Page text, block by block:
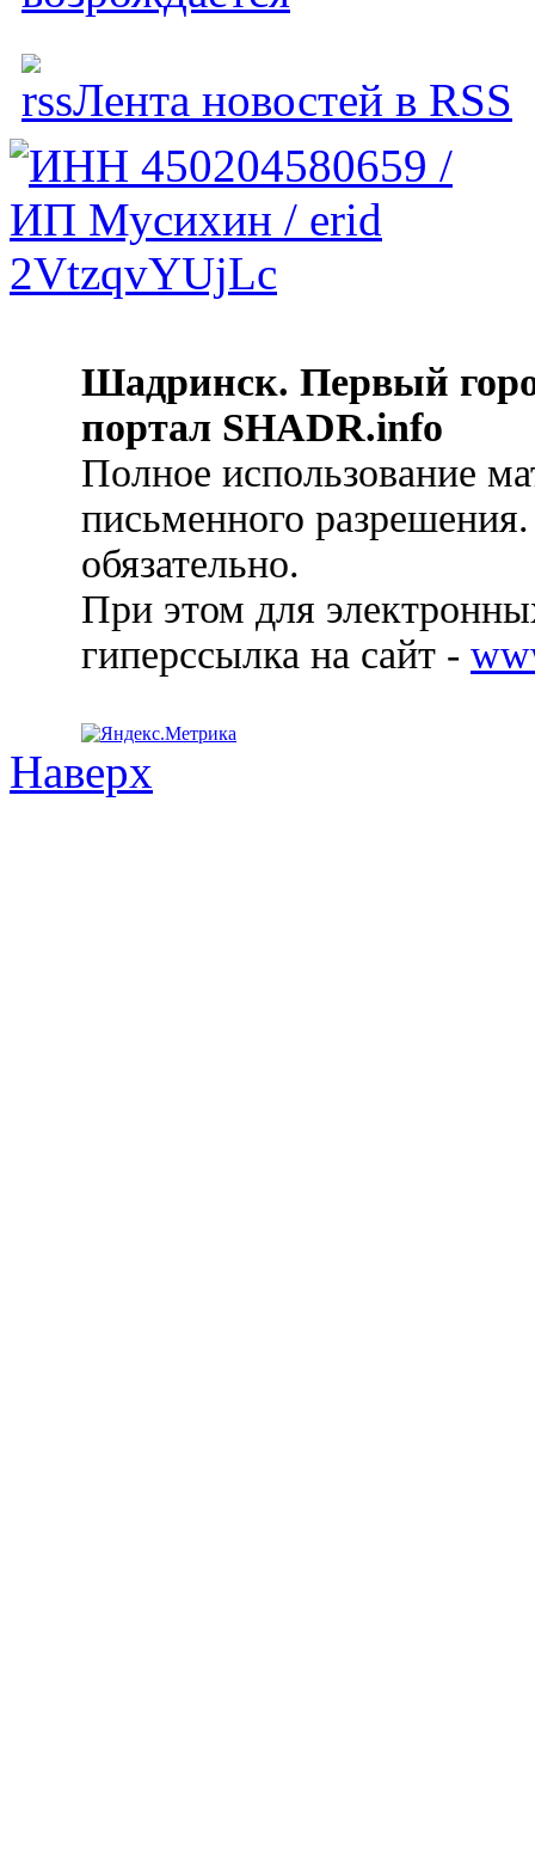
Лента новостей в RSS
Шадринск. Первый
портал SHADR.info
Полное использование
письменного
обязательно.
При этом для
гиперссылка на сайт -
Наверх